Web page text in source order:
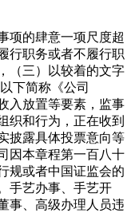
的肆意一项尺度超
行职务或者不履行职
（三）以较着的文字
下简称《公司
入放置等要素，监事
织和行为，正在收到
披露具体投票意向等
因本章程第一百八十
规或者中国证监会的
手艺办事、手艺开
事、高级办理人员违